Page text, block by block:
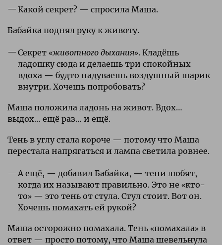
Какой секрет? — спросила Маша.
Бабайка поднял руку к животу.
Секрет «животного дыхания». Кладёшь
ладошку сюда и делаешь три спокойных
вдоха — будто надуваешь воздушный шарик
внутри. Хочешь попробовать?
Маша положила ладонь на живот. Вдох…
выдох… ещё раз… и ещё.
Тень в углу стала короче — потому что Маша
перестала напрягаться и лампа светила ровнее.
А ещё, — добавил Бабайка, — тени любят,
когда их называют правильно. Это не «кто-
то» — это тень от стула. Стул стоит. Вот он.
Хочешь помахать ей рукой?
Маша осторожно помахала. Тень «помахала» в
ответ — просто потому, что Маша шевельнула